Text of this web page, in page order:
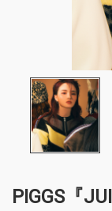
PIGGS『